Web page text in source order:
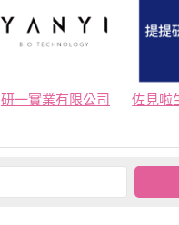
研一實業有限公司